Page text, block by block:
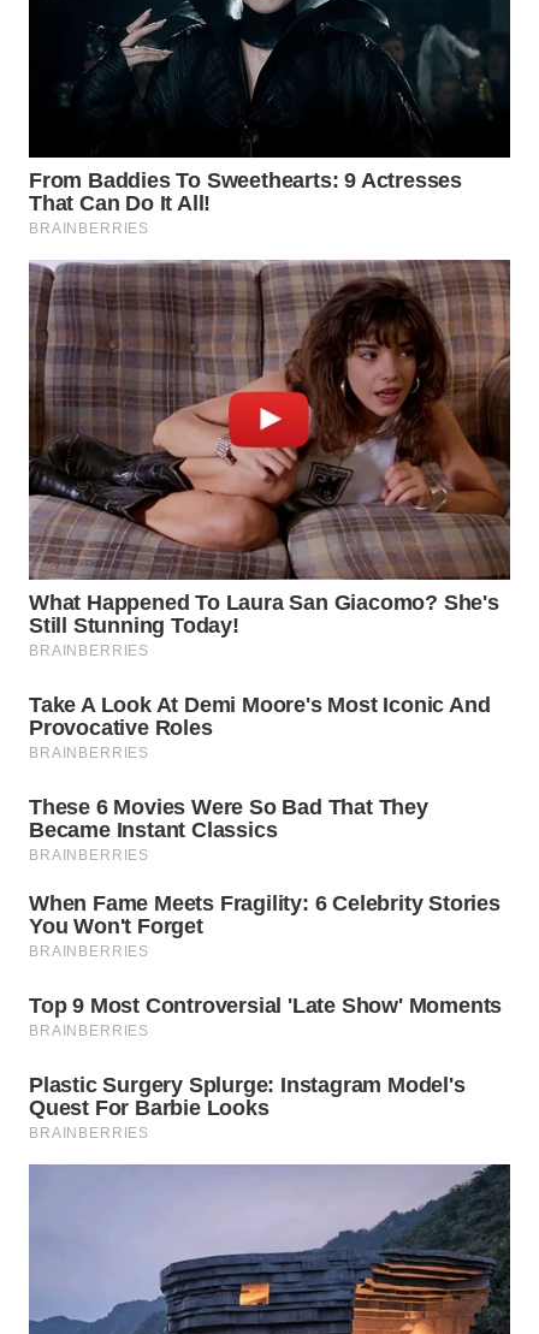
LESUNG
WN
KARO
WN
SIMALUNGUN
WN
LABUHANBATU
WN
TAPANULI
TENGAH
WN DELI
SERDANG
WN
TEBING
TINGGI
PAKPAK
WN
WN
WN
WN
WN
TAPANULI
UTARA
WN